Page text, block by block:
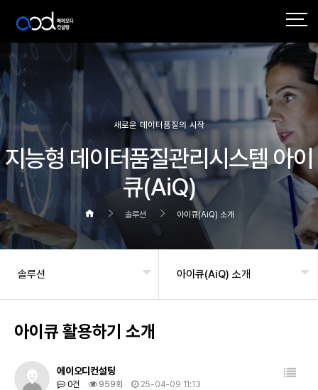
새로운 데이터품질의 시작
지능형 데이터품질관리시스템 아이
큐(AiQ)
솔루션 아이큐(AiQ) 소개
솔루션 아이큐(AiQ) 소개
아이큐 활용하기 소개
에이오디컨설팅
0건 959회 25-04-09 11:13